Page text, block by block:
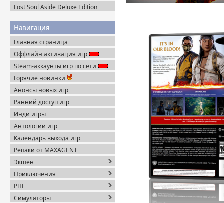
Lost Soul Aside Deluxe Edition
Навигация
Главная страница
Оффлайн активация игр
Steam-аккаунты игр по сети
Горячие новинки
Анонсы новых игр
Ранний доступ игр
Инди игры
Антологии игр
Календарь выхода игр
Репаки от MAXAGENT
Экшен
Приключения
РПГ
Симуляторы